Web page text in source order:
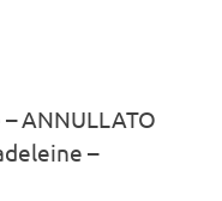
ANNULLATO
–